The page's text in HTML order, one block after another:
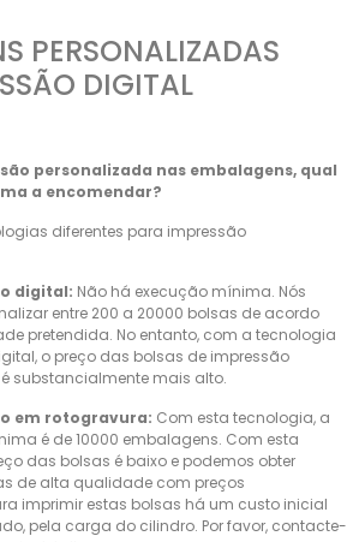
PERSONALIZADAS
DIGITAL
personalizada nas embalagens, qual
a encomendar?
diferentes para impressão
digital: Não há execução mínima. Nós
entre 200 a 20000 bolsas de acordo
pretendida. No entanto, com a tecnologia
o preço das bolsas de impressão
substancialmente mais alto.
em rotogravura: Com esta tecnologia, a
é de 10000 embalagens. Com esta
das bolsas é baixo e podemos obter
de alta qualidade com preços
imprimir estas bolsas há um custo inicial
pela carga do cilindro. Por favor, contacte-